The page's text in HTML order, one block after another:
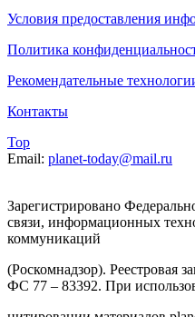
Условия предоставления
Политика
Рекомендательные
Контакты
Top
Email: planet-today@mail.ru
Зарегистрировано
связи, информационных
коммуникаций
(Роскомнадзор). Реестровая
ФС 77 – 83392. При